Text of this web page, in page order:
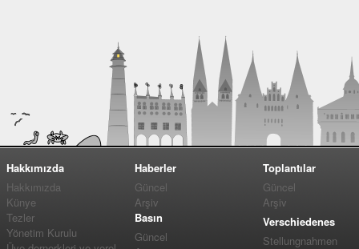
Hakkımızda
Hakkımızda
Künye
Tezler
Yönetim Kurulu
Haberler
Güncel
Arşiv
Basın
Güncel
Toplantılar
Güncel
Arşiv
Verschiedenes
Stellungnahmen